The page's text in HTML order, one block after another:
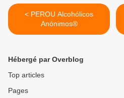
< PEROU Alcohólicos
Anónimos®
Hébergé par Overblog
Top articles
Pages